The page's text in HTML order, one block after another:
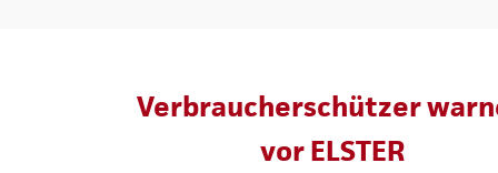
Verbraucherschützer
vor ELSTER